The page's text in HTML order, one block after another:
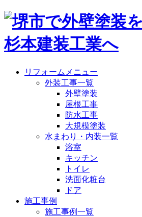
リフォームメニュー
外装工事一覧
外壁塗装
屋根工事
防水工事
大規模塗装
水まわり・内装一覧
浴室
キッチン
トイレ
洗面化粧台
ドア
施工事例
施工事例一覧